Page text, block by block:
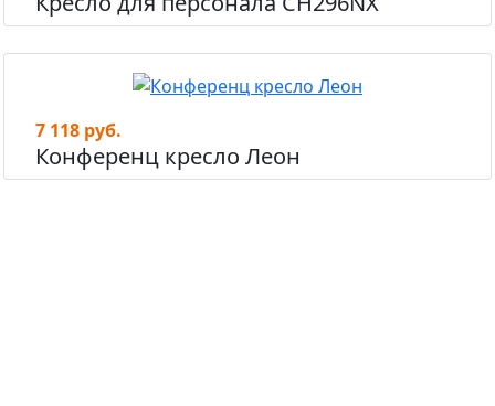
7 118 руб.
Конференц кресло Леон